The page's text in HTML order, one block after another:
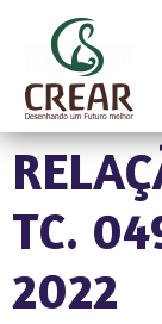
TC.
2022